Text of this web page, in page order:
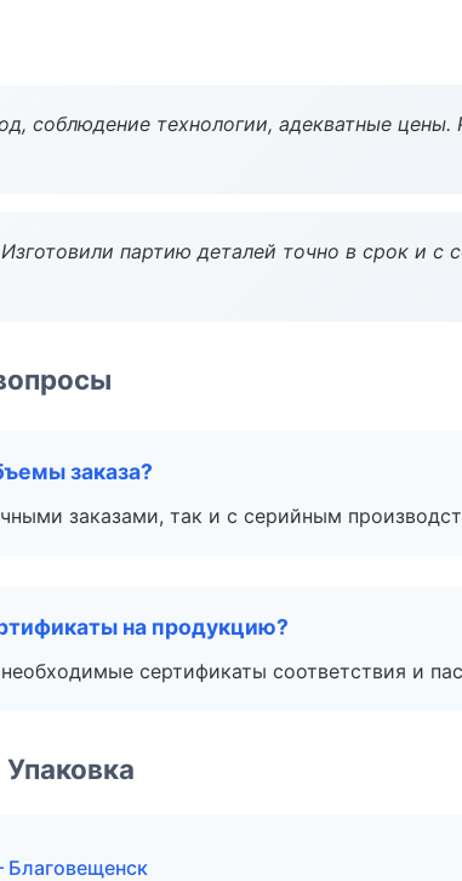
соблюдение технологии, адекватные цены.
партию деталей точно в срок и с
заказа?
заказами, так и с серийным
на продукцию?
сертификаты соответствия и